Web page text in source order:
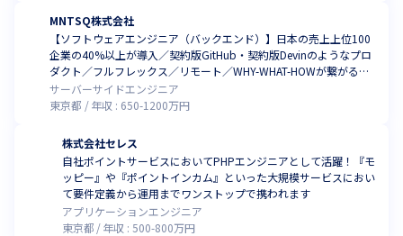
MNTSQ株式会社
【ソフトウェアエンジニア（バックエンド）】日本の売上上位100
企業の40%以上が導入／契約版GitHub・契約版Devinのようなプロ
ダクト／フルフレックス／リモート／WHY-WHAT-HOWが繋がる開
発体制と裁量／代表はコードも書く弁護士でエンジニアのリスペク
トが強い社風
サーバーサイドエンジニア
東京都
年収 : 650-1200万円
株式会社セレス
自社ポイントサービスにおいてPHPエンジニアとして活躍！『モ
ッピー』や『ポイントインカム』といった大規模サービスにおい
て要件定義から運用までワンストップで携われます
アプリケーションエンジニア
東京都
年収 :500-800万円